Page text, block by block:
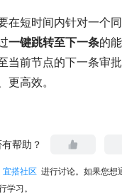
在短时间内针对一个
一键跳转至下一条的
当前节点的下一条审
更高效。
帮助？
宜搭社区 进行讨论。如果您想
学习。